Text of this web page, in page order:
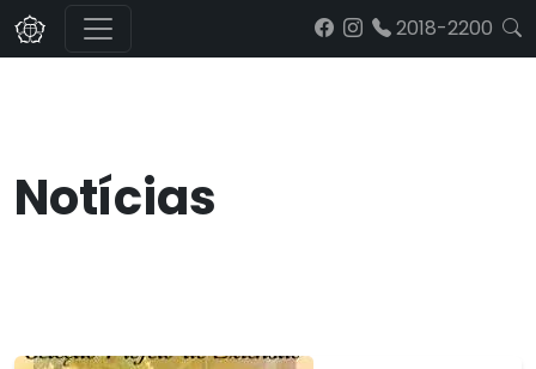
2018-2200
Notícias